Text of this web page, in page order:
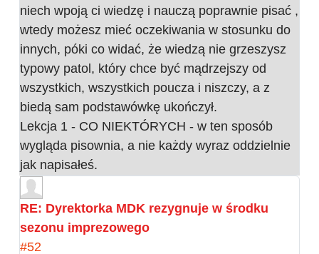
niech wpoją ci wiedzę i nauczą poprawnie pisać ,
wtedy możesz mieć oczekiwania w stosunku do
innych, póki co widać, że wiedzą nie grzeszysz
typowy patol, który chce być mądrzejszy od
wszystkich, wszystkich poucza i niszczy, a z
biedą sam podstawówkę ukończył.
Lekcja 1 - CO NIEKTÓRYCH - w ten sposób
wygląda pisownia, a nie każdy wyraz oddzielnie
jak napisałeś.
RE: Dyrektorka MDK rezygnuje w środku
sezonu imprezowego
#52